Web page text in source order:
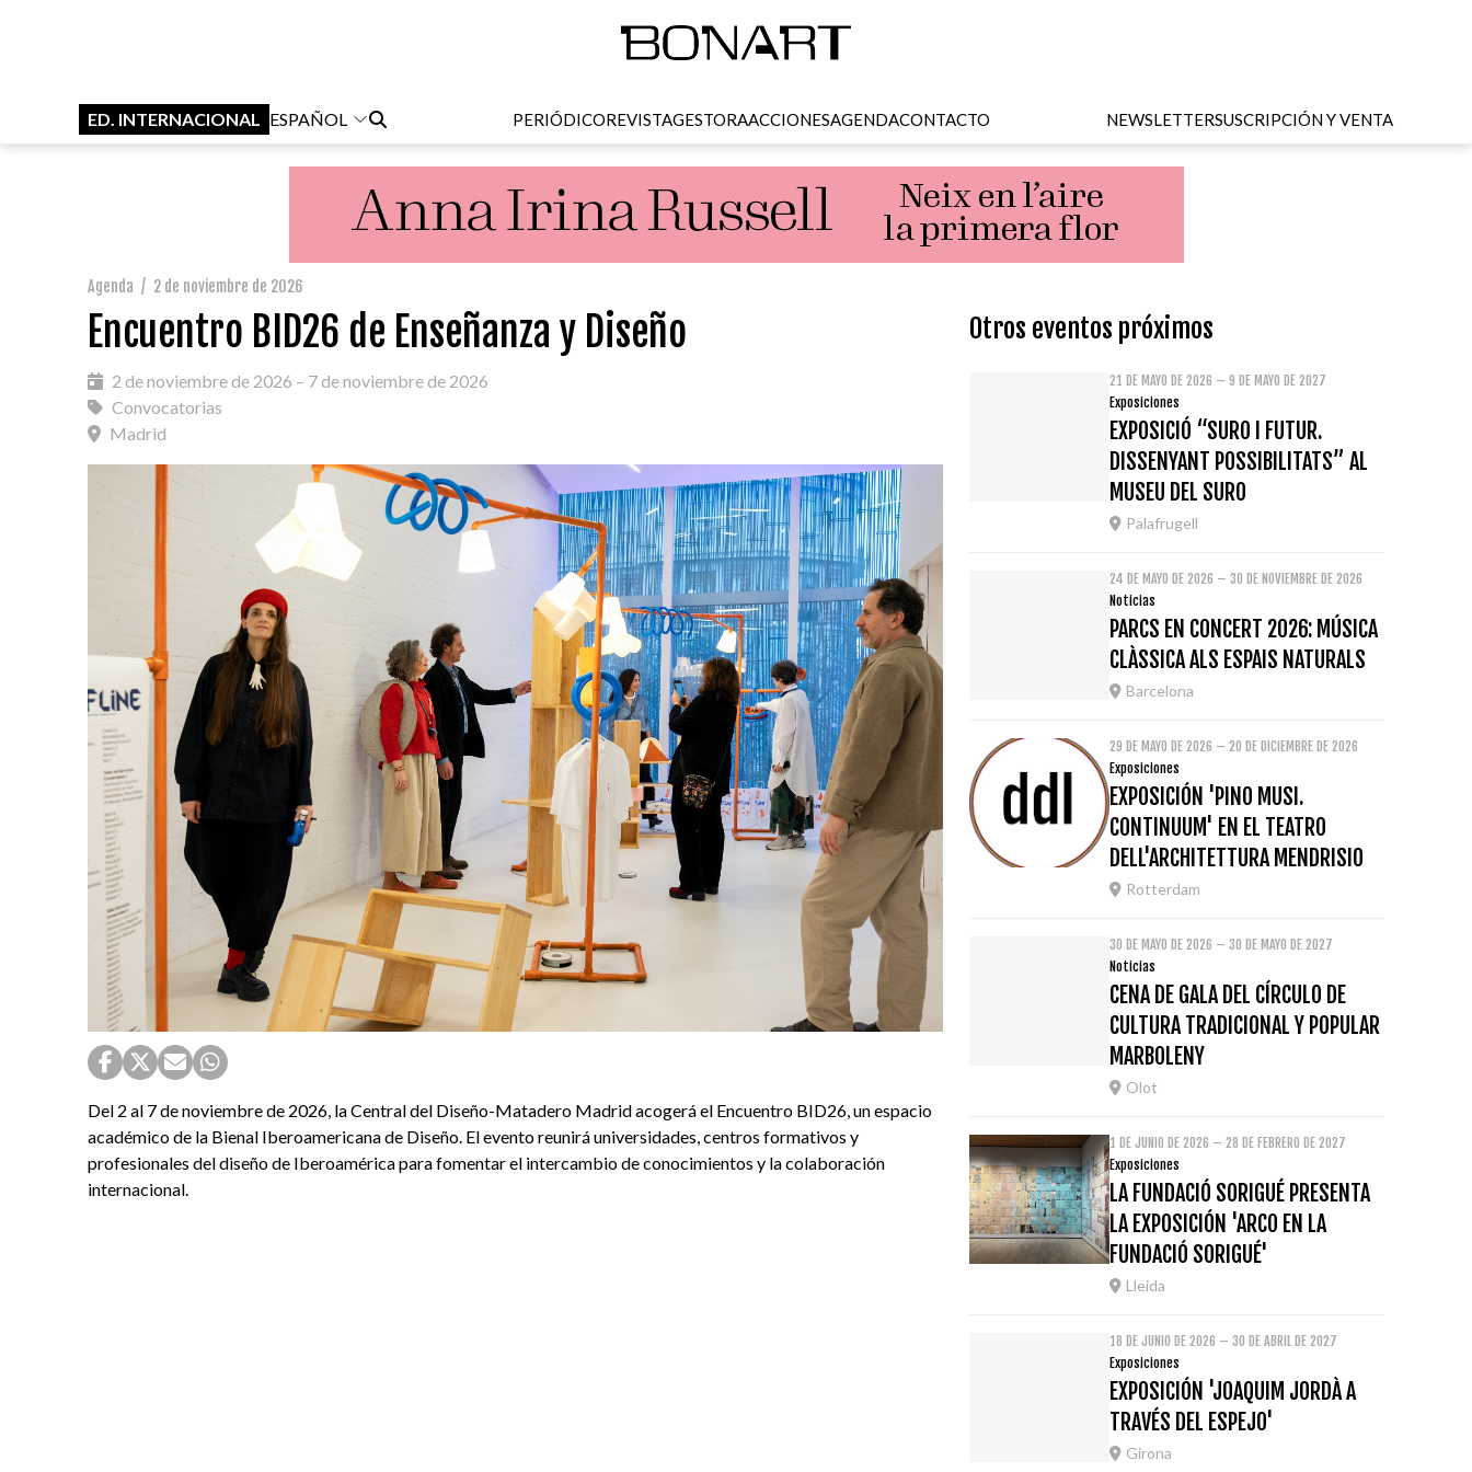
ED. INTERNACIONAL ESPAÑOL PERIÓDICOREVISTAGESTORAACCIONESAGENDACONTACTO NEWSLETTERSUSCRIPCIÓN Y VENTA
Agenda / 2 de noviembre de 2026
Encuentro BID26 de Enseñanza y Diseño
2 de noviembre de 2026 – 7 de noviembre de 2026
Convocatorias
Madrid
Del 2 al 7 de noviembre de 2026, la Central del Diseño-Matadero Madrid acogerá el Encuentro BID26, un espacio
académico de la Bienal Iberoamericana de Diseño. El evento reunirá universidades, centros formativos y
profesionales del diseño de Iberoamérica para fomentar el intercambio de conocimientos y la colaboración
internacional.
Otros eventos próximos
21 DE MAYO DE 2026 – 9 DE MAYO DE 2027
Exposiciones
EXPOSICIÓ “SURO I FUTUR.
DISSENYANT POSSIBILITATS” AL
MUSEU DEL SURO
Palafrugell
24 DE MAYO DE 2026 – 30 DE NOVIEMBRE DE 2026
Noticias
PARCS EN CONCERT 2026: MÚSICA
CLÀSSICA ALS ESPAIS NATURALS
Barcelona
29 DE MAYO DE 2026 – 20 DE DICIEMBRE DE 2026
Exposiciones
EXPOSICIÓN 'PINO MUSI.
CONTINUUM' EN EL TEATRO
DELL'ARCHITETTURA MENDRISIO
Rotterdam
30 DE MAYO DE 2026 – 30 DE MAYO DE 2027
Noticias
CENA DE GALA DEL CÍRCULO DE
CULTURA TRADICIONAL Y POPULAR
MARBOLENY
Olot
1 DE JUNIO DE 2026 – 28 DE FEBRERO DE 2027
Exposiciones
LA FUNDACIÓ SORIGUÉ PRESENTA
LA EXPOSICIÓN 'ARCO EN LA
FUNDACIÓ SORIGUÉ'
Lleida
18 DE JUNIO DE 2026 – 30 DE ABRIL DE 2027
Exposiciones
EXPOSICIÓN 'JOAQUIM JORDÀ A
TRAVÉS DEL ESPEJO'
Girona